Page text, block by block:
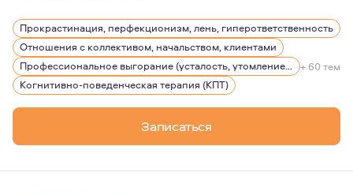
Я ориентируюсь в жизни на двух основных моментах:
Постоянно нахожусь в процессе повышения
Прокрастинация, перфекционизм, лень, гиперответственность
Отношения с коллективом, начальством, клиентами
Профессиональное выгорание (усталость, утомление), стрессы
+ 60 тем
Когнитивно-поведенческая терапия (КПТ)
Записаться